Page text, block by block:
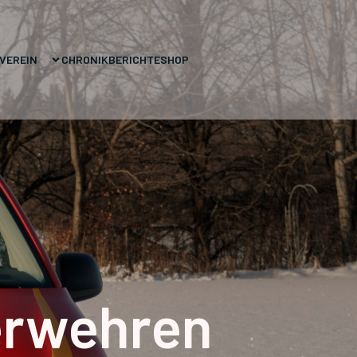
VEREIN CHRONIKBERICHTESHOP